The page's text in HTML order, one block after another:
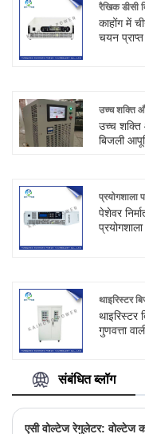
है।
रैखिक डीसी
काहोंग में
चयन
ने भी बहुत
उच्च शक्ति
उच्च शक्ति
बिजली
औद्योगिक
प्रयोगशाला
पेशेवर
थाइरिस्टर
थाइरिस्टर
गुणवत्ता
किलोवाट
सटीकता
संबंधित ब्लॉग
एसी वोल्टेज रेगुलेटर: वोल्टेज